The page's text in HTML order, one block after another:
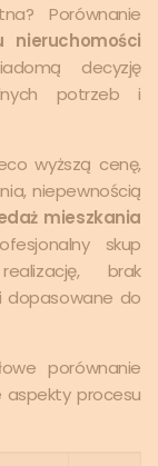
Porównanie
nieruchomości
decyzję
potrzeb i
wyższą cenę,
niepewnością
mieszkania
skup
brak
dopasowane do
porównanie
aspekty procesu